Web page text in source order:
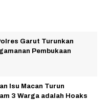
Garut Turunkan
Pembukaan
Isu Macan Turun
3 Warga adalah Hoaks